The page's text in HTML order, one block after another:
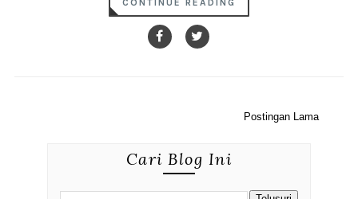
CONTINUE READING
Postingan Lama
Cari Blog Ini